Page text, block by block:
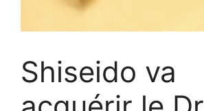
Shiseido va